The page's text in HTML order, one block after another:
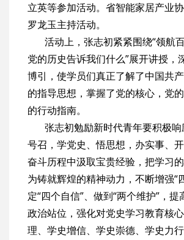
立英等参加活动。省智能家居产业
罗龙玉主持活动。
活动上，张志初紧紧围绕“领航
党的历史告诉我们什么”展开讲授，
博引，使学员们真正了解了中国共
的指导思想，掌握了党的核心，党
的行动指南。
张志初勉励新时代青年要积极响
号召，学党史、悟思想，办实事、
奋斗历程中汲取宝贵经验，把学习
为铸就辉煌的精神动力，不断增强“
定“四个自信”、做到“两个维护”，
政治站位，强化对党史学习教育核
理、学史增信、学史崇德、学史力